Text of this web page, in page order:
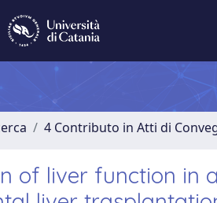
4 Contributo in Atti di
of liver function